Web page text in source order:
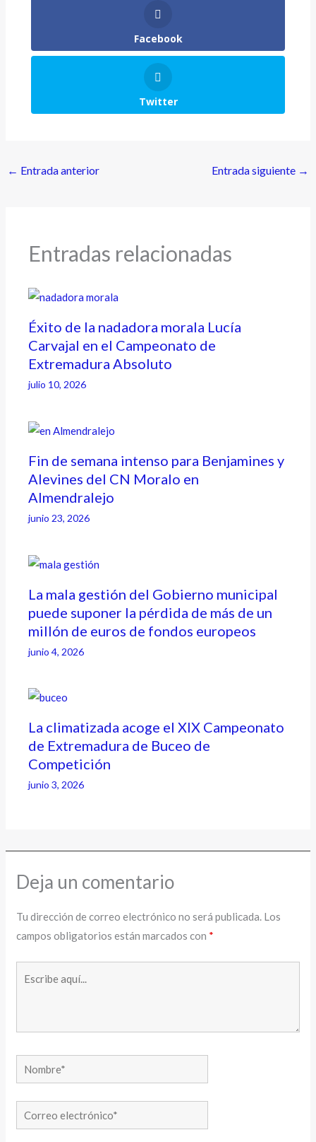
Facebook
Twitter
← Entrada anterior Entrada siguiente →
Entradas relacionadas
Éxito de la nadadora morala Lucía
Carvajal en el Campeonato de
Extremadura Absoluto
julio 10, 2026
Fin de semana intenso para Benjamines y
Alevines del CN Moralo en
Almendralejo
junio 23, 2026
La mala gestión del Gobierno municipal
puede suponer la pérdida de más de un
millón de euros de fondos europeos
junio 4, 2026
La climatizada acoge el XIX Campeonato
de Extremadura de Buceo de
Competición
junio 3, 2026
Deja un comentario
Tu dirección de correo electrónico no será publicada. Los
campos obligatorios están marcados con *
Nombre*
Correo
electrónico*